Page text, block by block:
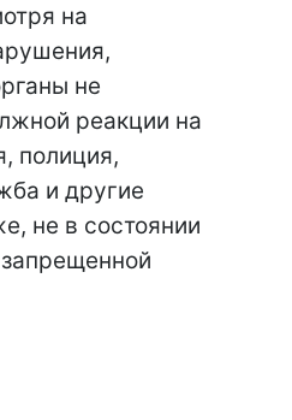
на
не
реакции на
полиция,
и другие
не в состоянии